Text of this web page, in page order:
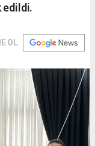
edildi.
OL